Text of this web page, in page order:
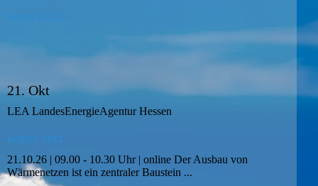
MEHR DAZU
21. Okt
LEA LandesEnergieAgentur Hessen
kopie test
21.10.26 | 09.00 - 10.30 Uhr | online Der Ausbau von
Wärmenetzen ist ein zentraler Baustein ...